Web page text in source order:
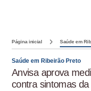
Página inicial Saúde em
Saúde em Ribeirão Preto
Anvisa aprova
contra sintomas